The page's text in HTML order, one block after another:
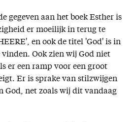
gegeven aan het boek Esther is
er moeilijk in terug te
en ook de titel 'God' is in
Ook zien wij God niet
er een ramp voor een groot
Er is sprake van stilzwijgen
God, net zoals wij dit vandaag